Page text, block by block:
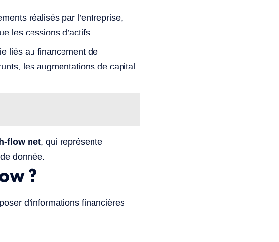
réalisés par l’entreprise,
les cessions d’actifs.
liés au financement de
les augmentations de capital
flow net, qui représente
donnée.
?
d’informations financières